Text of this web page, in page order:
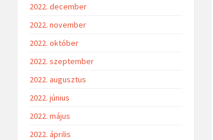
2022. december
2022. november
2022. október
2022. szeptember
2022. augusztus
2022. június
2022. május
2022. április